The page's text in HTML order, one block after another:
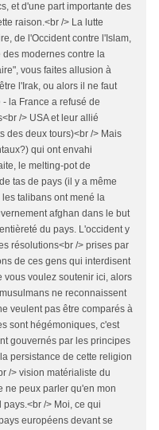
et d'une part importante des
raison.<br /> La lutte
de l'Occident contre l'Islam,
modernes contre la
vous faites allusion à
l'Irak, ou alors il ne faut
la France a refusé de
/> USA et leur allié
des deux tours)<br /> Mais
qui ont envahi
le melting-pot de
tas de pays (il y a même
talibans ont mené la
afghan dans le but
du pays. L'occident y
résolutions<br /> prises par
de ces gens qui interdisent
vous voulez soutenir ici, alors
ne reconnaissent
veulent pas être comparés à
sont hégémoniques, c'est
gouvernés par les principes
persistance de cette religion
/> vision matérialiste du
ne peux parler qu'en mon
/> Moi, ce qui
européens devant se